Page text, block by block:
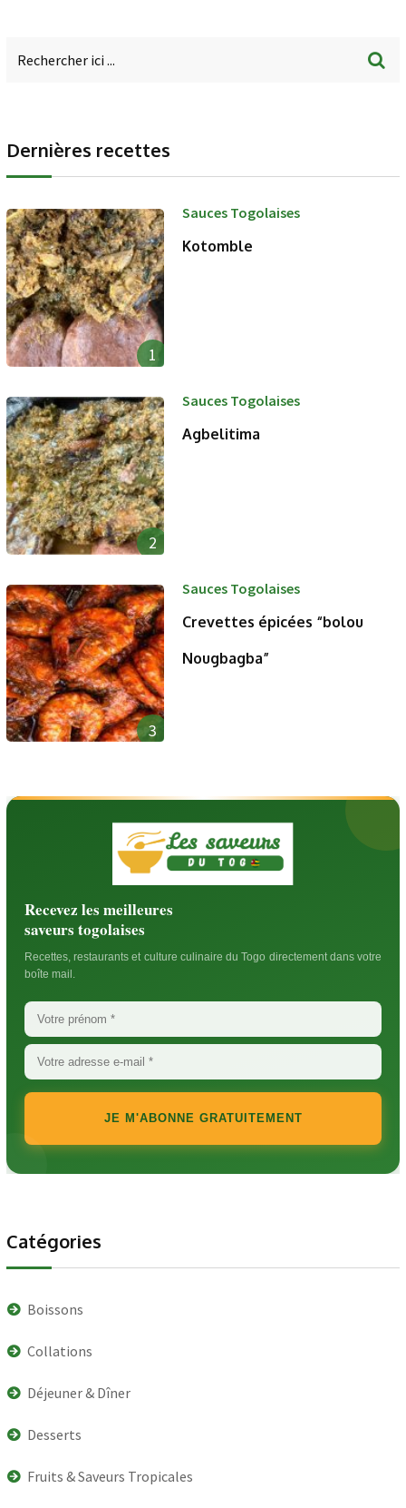
Dernières recettes
1
Sauces Togolaises
Kotomble
2
Sauces Togolaises
Agbelitima
3
Sauces Togolaises
Crevettes épicées “bolou
Nougbagba”
Recevez les meilleures
saveurs togolaises
Recettes, restaurants et culture culinaire du Togo directement dans votre
boîte mail.
JE M'ABONNE GRATUITEMENT
Catégories
Boissons
Collations
Déjeuner & Dîner
Desserts
Fruits & Saveurs Tropicales